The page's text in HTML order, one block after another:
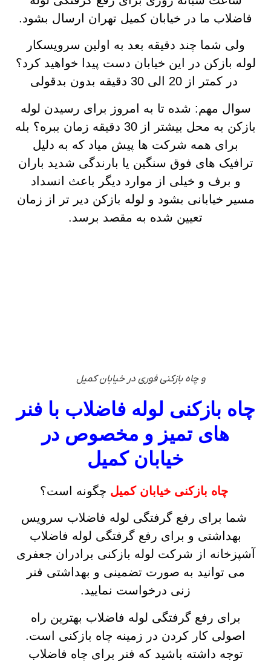
فاضلاب ما در خیابان کمیل تهران ارسال بشود.
ولی شما چند دقیقه بعد به اولین سرویسکار
لوله بازکن در این خیابان دست پیدا خواهید کرد؟
در کمتر از 20 الی 30 دقیقه بدون بدقولی
سوال مهم: شده تا به امروز برای رسیدن لوله
بازکن به محل بیشتر از 30 دقیقه زمان ببره؟ بله
برای همه شرکت ها پیش میاد که به دلیل
ترافیک های فوق سنگین یا بارندگی شدید باران
و برف و خیلی از موارد دیگر باعث انسداد
مسیر خیابانی بشود و لوله بازکن دیر تر از زمان
تعیین شده به مقصد برسد.
و چاه بازکنی فوری در خیابان کمیل
چاه بازکنی لوله فاضلاب با فنر
های تمیز و مخصوص در
خیابان کمیل
چاه بازکنی خیابان کمیل چگونه است؟
شما برای رفع گرفتگی لوله فاضلاب سرویس
بهداشتی و برای رفع گرفتگی لوله فاضلاب
آشپزخانه از شرکت لوله بازکنی برادران جعفری
می توانید به صورت تضمینی و بهداشتی فنر
زنی درخواست نمایید.
برای رفع گرفتگی لوله فاضلاب بهترین راه
اصولی کار کردن در زمینه چاه بازکنی است.
توجه داشته باشید که فنر برای چاه فاضلاب